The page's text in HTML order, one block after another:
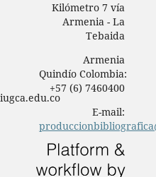
Kilómetro 7 vía
Armenia - La
Tebaida
Armenia
Quindío Colombia:
+57 (6) 7460400
E-mail: